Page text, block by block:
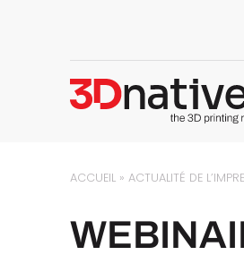
ACCUEIL »ACTUALITÉ DE